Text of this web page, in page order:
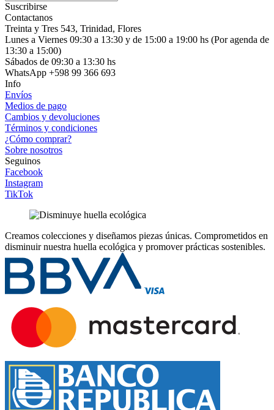
Suscribirse
Contactanos
Treinta y Tres 543, Trinidad, Flores
Lunes a Viernes 09:30 a 13:30 y de 15:00 a 19:00 hs (Por agenda de
13:30 a 15:00)
Sábados de 09:30 a 13:30 hs
WhatsApp +598 99 366 693
Info
Envíos
Medios de pago
Cambios y devoluciones
Términos y condiciones
¿Cómo comprar?
Sobre nosotros
Seguinos
Facebook
Instagram
TikTok
Creamos colecciones y diseñamos piezas únicas. Comprometidos en
disminuir nuestra huella ecológica y promover prácticas sostenibles.